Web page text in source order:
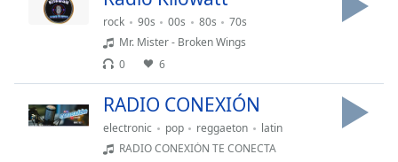
Area
rock 90s 00s 80s
70s
Mr. Mister - Broken Wings
0
6
RADIO CONEXIÓN
electronic pop reggaeton
latin
RADIO CONEXIÓN TE CONECTA